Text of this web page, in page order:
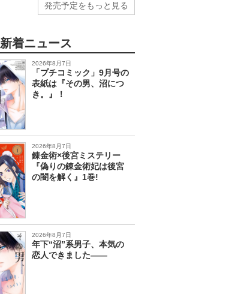
発売予定をもっと見る
新着ニュース
2026年8月7日
「プチコミック」9月号の
表紙は『その男、沼につ
き。』！
2026年8月7日
錬金術×後宮ミステリー
『偽りの錬金術妃は後宮
の闇を解く』1巻!
2026年8月7日
年下“沼”系男子、本気の
恋人できました――